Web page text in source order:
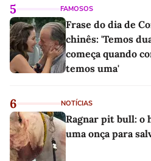
5 FAMOSOS
Frase do dia de
chinês: 'Temos
começa quando
temos uma'
6 NOTÍCIAS
Ragnar pit bull: o
uma onça para